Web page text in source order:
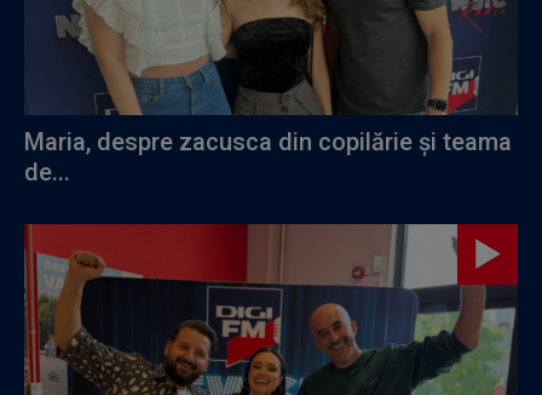
Maria, despre zacusca din copilărie și teama
de...